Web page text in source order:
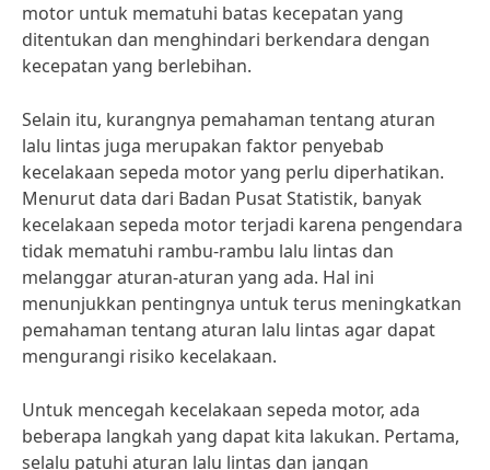
motor untuk mematuhi batas kecepatan yang
ditentukan dan menghindari berkendara dengan
kecepatan yang berlebihan.
Selain itu, kurangnya pemahaman tentang aturan
lalu lintas juga merupakan faktor penyebab
kecelakaan sepeda motor yang perlu diperhatikan.
Menurut data dari Badan Pusat Statistik, banyak
kecelakaan sepeda motor terjadi karena pengendara
tidak mematuhi rambu-rambu lalu lintas dan
melanggar aturan-aturan yang ada. Hal ini
menunjukkan pentingnya untuk terus meningkatkan
pemahaman tentang aturan lalu lintas agar dapat
mengurangi risiko kecelakaan.
Untuk mencegah kecelakaan sepeda motor, ada
beberapa langkah yang dapat kita lakukan. Pertama,
selalu patuhi aturan lalu lintas dan jangan